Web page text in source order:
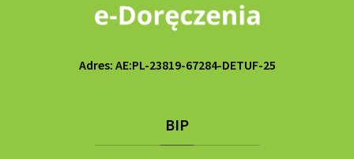
Adres: AE:PL-23819-67284-DETUF-25
BIP